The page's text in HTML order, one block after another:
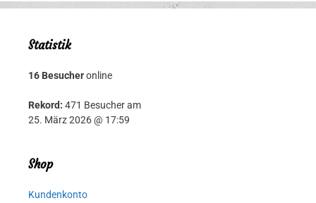
Statistik
16 Besucheronline
Rekord: 471 Besucher am
25. März 2026 @ 17:59
Shop
Kundenkonto